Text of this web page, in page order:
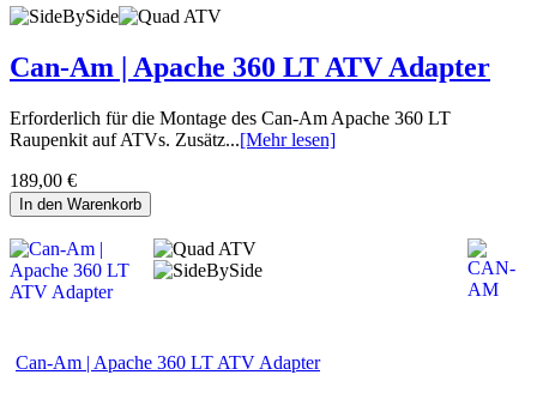
Can-Am | Apache 360 LT ATV Adapter
Erforderlich für die Montage des Can-Am Apache 360 LT
Raupenkit auf ATVs. Zusätz...[Mehr lesen]
189,00 €
In den Warenkorb
Can-Am | Apache 360 LT ATV Adapter